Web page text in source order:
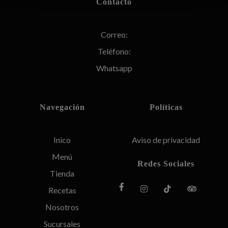
Contacto
Correo:
Teléfono:
Whatsapp
Navegación
Inico
Menú
Tienda
Recetas
Nosotros
Sucursales
Políticas
Aviso de privacidad
Redes Sociales